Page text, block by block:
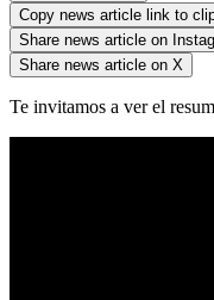
Copy news article link to
Share news article on
Share news article on X
Te invitamos a ver el